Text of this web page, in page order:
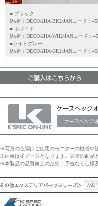
■ ブラック
[品番：DECO-2HA-BK2/JANコード：
■ ホワイト
[品番：DECO-2HA-WH2/JANコード：
■ライトグレー
[品番：DECO-2HA-GR2/JANコード：
※写真の色調はご使用のモニターの機種や
※画像はイメージとなります。実際の商品
※本製品の品質向上のため、予告なく仕様